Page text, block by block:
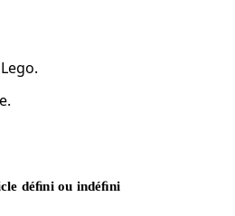
déﬁni ou indéﬁni